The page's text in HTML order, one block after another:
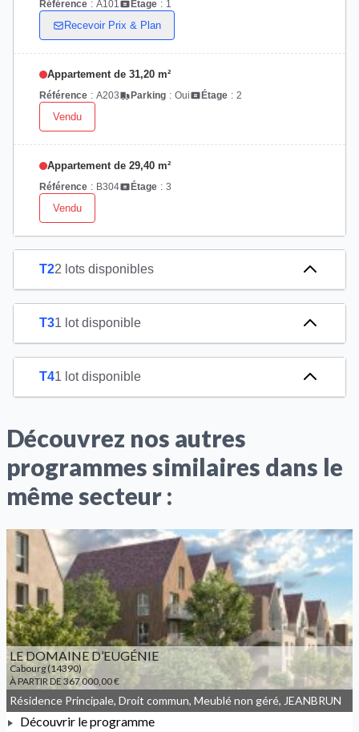
Référence : A101 Étage : 1
Recevoir Prix & Plan
Appartement de 31,20 m²
Référence : A203 Parking : Oui Étage : 2
Vendu
Appartement de 29,40 m²
Référence : B304 Étage : 3
Vendu
T22 lots disponibles
T31 lot disponible
T41 lot disponible
Découvrez nos autres
programmes similaires dans le
même secteur :
LE DOMAINE D’EUGÉNIE
Cabourg (14390)
À PARTIR DE 367 000,00 €
Résidence Principale, Droit commun, Meublé non géré, JEANBRUN
Découvrir le programme